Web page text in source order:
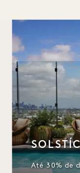
Até 30% de